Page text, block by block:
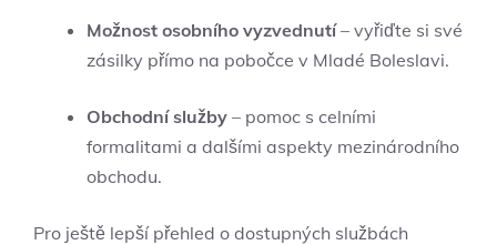
Možnost osobního vyzvednutí– vyřiďte si své
zásilky přímo na pobočce v Mladé Boleslavi.
Obchodní služby – pomoc s celními
formalitami a dalšími aspekty mezinárodního
obchodu.
Pro ještě lepší přehled o dostupných službách